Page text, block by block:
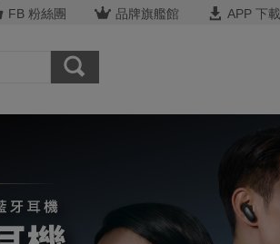
FB 粉絲團 品牌旗艦館 APP 下載